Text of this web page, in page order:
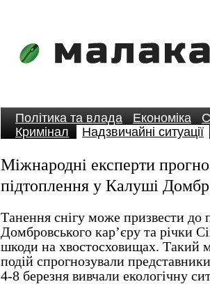
Політика та влада Економіка
Кримінал
Надзвичайні ситуації
Міжнародні експерти
підтоплення у Калуші
Танення снігу може призвести до
Домбровського кар’єру та річки
шкоди на хвостосховищах. Такий
подій спрогнозували
4-8 березня вивчали екологічну